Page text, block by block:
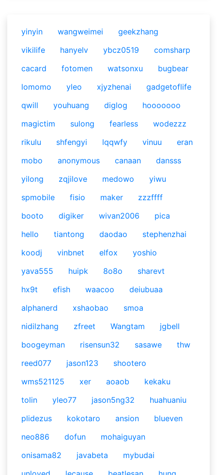
yinyin wangweimei
geekzhang
vikilife
hanyelv ybcz0519
comsharp
cacard
fotomen watsonxu
bugbear
lomomo
yleo xjyzhenai
gadgetoflife
qwill
youhuang diglog
hooooooo
magictim
sulong fearless
wodezzz
rikulu
shfengyi lqqwfy vinuu
eran
mobo
anonymous canaan
dansss
yilong
zqjilove medowo
yiwu
spmobile
fisio maker
zzzffff
booto
digiker wivan2006
pica
hello
tiantong daodao
stephenzhai
koodj
vinbnet elfox
yoshio
yava555
huipk 8o8o
sharevt
hx9t
efish waacoo
deiubuaa
alphanerd
xshaobao
smoa
nidilzhang
zfreet Wangtam
jgbell
boogeyman
risensun32 sasawe
thw
reed077
jason123
shootero
wms521125
xer aoaob
kekaku
tolin
yleo77 jason5ng32
huahuaniu
plidezus
kokotaro ansion
blueven
neo886
dofun
mohaiguyan
onisama82
javabeta
mybudai